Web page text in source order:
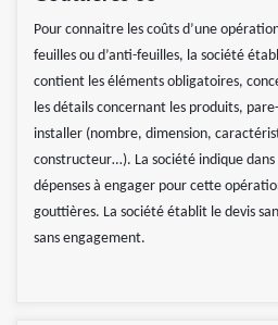
Pour connaitre les coûts d’une
feuilles ou d’anti-feuilles, la société
contient les éléments obligatoires,
les détails concernant les produits,
installer (nombre, dimension,
constructeur…). La société indique
dépenses à engager pour cette
gouttières. La société établit le devis
sans engagement.